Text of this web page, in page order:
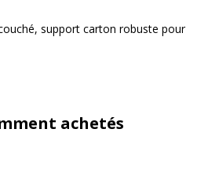
support carton robuste pour
achetés